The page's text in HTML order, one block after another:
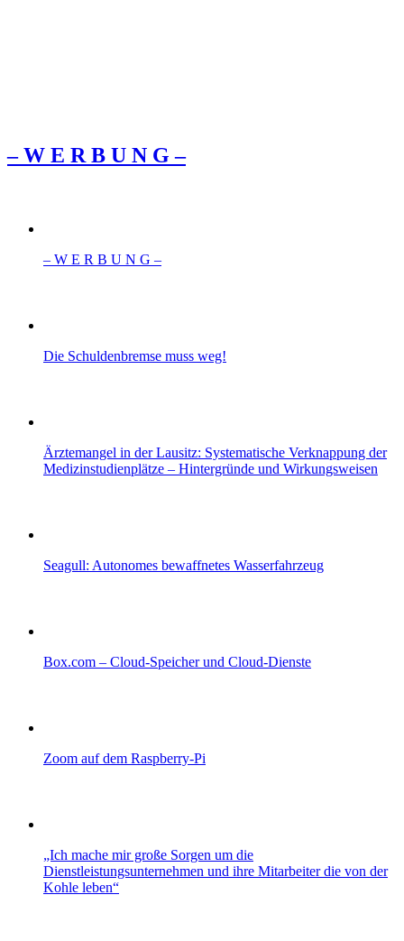
– W Ε R Β U Ν G –
– W Ε R Β U Ν G –
Die Schuldenbremse muss weg!
Ärztemangel in der Lausitz: Systematische Verknappung der
Medizinstudienplätze – Hintergründe und Wirkungsweisen
Seagull: Autonomes bewaffnetes Wasserfahrzeug
Box.com – Cloud-Speicher und Cloud-Dienste
Zoom auf dem Raspberry-Pi
„Ich mache mir große Sorgen um die
Dienstleistungsunternehmen und ihre Mitarbeiter die von der
Kohle leben“